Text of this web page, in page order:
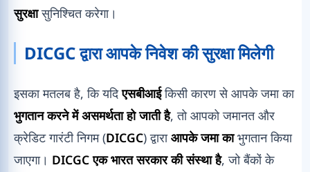
सुरक्षासुनिश्चित करेगा।
DICGC द्वारा आपके निवेश की सुरक्षा मिलेगी
इसका मतलब है, कि यदिएसबीआईकिसी कारण से आपके जमा का
भुगतान करने में असमर्थता हो जाती है, तो आपको जमानत और
क्रेडिट गारंटी निगम (DICGC) द्वाराआपके जमा काभुगतान किया
जाएगा। DICGC एक भारत सरकार की संस्था है, जो बैंकों के